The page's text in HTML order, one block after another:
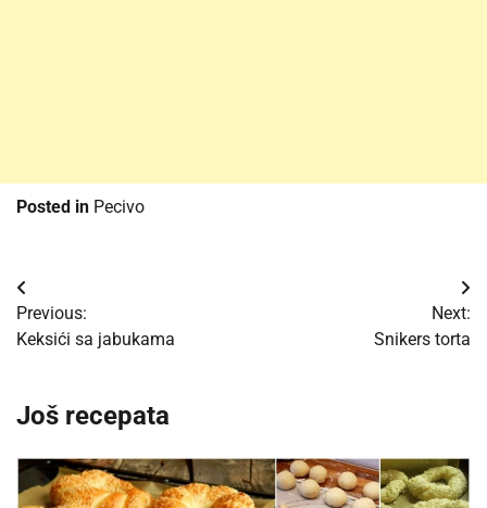
Posted in Pecivo
Post
navigation
Previous:
Keksići sa jabukama
Next:
Snikers torta
Još recepata